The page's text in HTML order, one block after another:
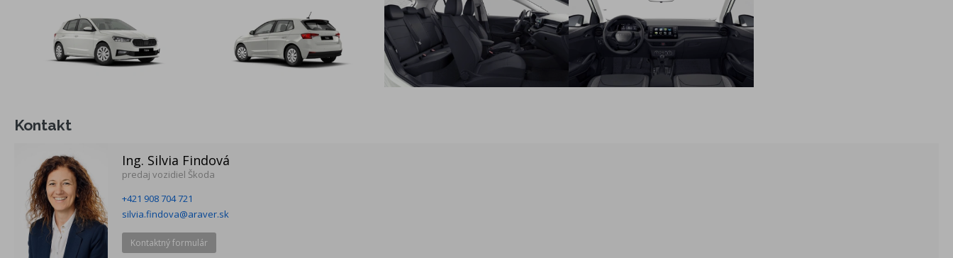
elektrické ovládanie okien vpredu
elektricky nastaviteľné a vyhrievané vonkajšie spätné zrkadlá
vo farbe vozidla
Čítanie dopravných značiek
zadné sedadlo nedelené, zadné operadlá delené a sklopné
Funkčný paket: 3 stropné madlá (zadné s háčikmi), slnečné
clony s Make-up zrkadlom na strane vodiča a spolujzadca,
schránka na okuliare, lampičky na čítanie vpredu a vzadu
Premenlivý servisný interval s výmenou oleja až 30 000 km
alebo každé 2 roky
Škoda - Doživotná garancia Mobility Premium- poskytuje
pomoc servisným vozidlom na mieste poruchy(porucha na
vozidle, chýbajúce PHM, defekt pneumtiky,
Príplatková výbava
rezervné koleso (neplnohodnotné) pre 15"
disky+zdvihák+kĺúč na kolesá
Comfort - vkladné tkané koberce vpredu a vzadu, lakťová
opierka vpredu s odkladacou schránkou Jumbo Box a
Kontakt
Ing. Silvia Findová
predaj vozidiel Škoda
+421 908 704 721
silvia.findova@araver.sk
Kontaktný formulár